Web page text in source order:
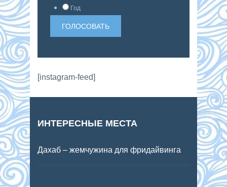
Год
[instagram-feed]
ИНТЕРЕСНЫЕ МЕСТА
Дахаб – жемчужина для фридайвинга